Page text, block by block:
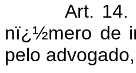
Art. 14. ï¿½
nï¿½mero de
pelo